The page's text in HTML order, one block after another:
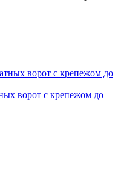
ворот с крепежом до